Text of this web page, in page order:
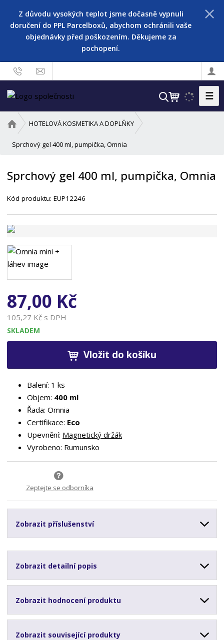
Z důvodu vysokých teplot jsme dočasně vypnuli
doručení do PPL Parcelboxů, abychom ochránili vaše
objednávky před poškozením. Děkujeme za
pochopení.
V
t
☰
v
o
í
t
a
HOTELOVÁ KOSMETIKA A DOPLŇKY
Sprchový gel 400 ml, pumpička, Omnia
Sprchový gel 400 ml, pumpička, Omnia
Kód produktu:EUP12246
87,00 Kč
105,27 Kč s DPH
SKLADEM
Vložit do košíku
Balení: 1 ks
Objem: 400 ml
Řada: Omnia
Certifikace: Eco
Upevnění: Magnetický držák
Vyrobeno: Rumunsko
Zeptejte se odborníka
Zobrazit příslušenství
Zobrazit detailní popis
Zobrazit hodnocení produktu
Zobrazit související produkty